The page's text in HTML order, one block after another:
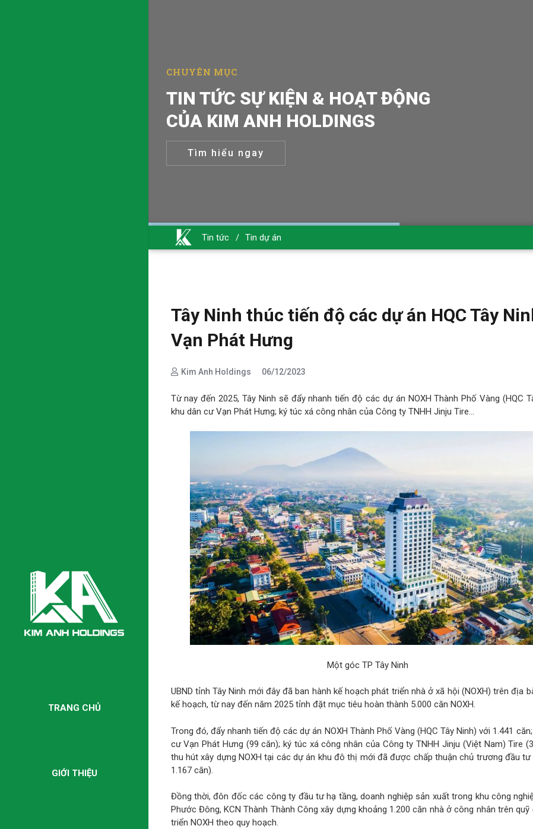
TRANG CHỦ
GIỚI THIỆU
TIN TỨC SỰ KIỆN & HOẠT ĐỘNG
CỦA KIM ANH HOLDINGS
CHUYÊN MỤC
Tìm hiểu ngay
Tin tức / Tin dự án
Tây Ninh thúc tiến độ các dự án HQC Tây
Vạn Phát Hưng
Kim Anh Holdings 06/12/2023
Từ nay đến 2025, Tây Ninh sẽ đẩy nhanh tiến độ các dự án NOXH Thành Phố Vàng (HQC
khu dân cư Vạn Phát Hưng; ký túc xá công nhân của Công ty TNHH Jinju Tire…
Một góc TP Tây Ninh
UBND tỉnh Tây Ninh mới đây đã ban hành kế hoạch phát triển nhà ở xã hội (NOXH) trên địa
kế hoạch, từ nay đến năm 2025 tỉnh đặt mục tiêu hoàn thành 5.000 căn NOXH.
Trong đó, đẩy nhanh tiến độ các dự án NOXH Thành Phố Vàng (HQC Tây Ninh) với 1.441
cư Vạn Phát Hưng (99 căn); ký túc xá công nhân của Công ty TNHH Jinju (Việt Nam) Tire
thu hút xây dựng NOXH tại các dự án khu đô thị mới đã được chấp thuận chủ trương đầu tư
1.167 căn).
Đồng thời, đôn đốc các công ty đầu tư hạ tầng, doanh nghiệp sản xuất trong khu công
Phước Đông, KCN Thành Thành Công xây dựng khoảng 1.200 căn nhà ở công nhân trên
triển NOXH theo quy hoạch.